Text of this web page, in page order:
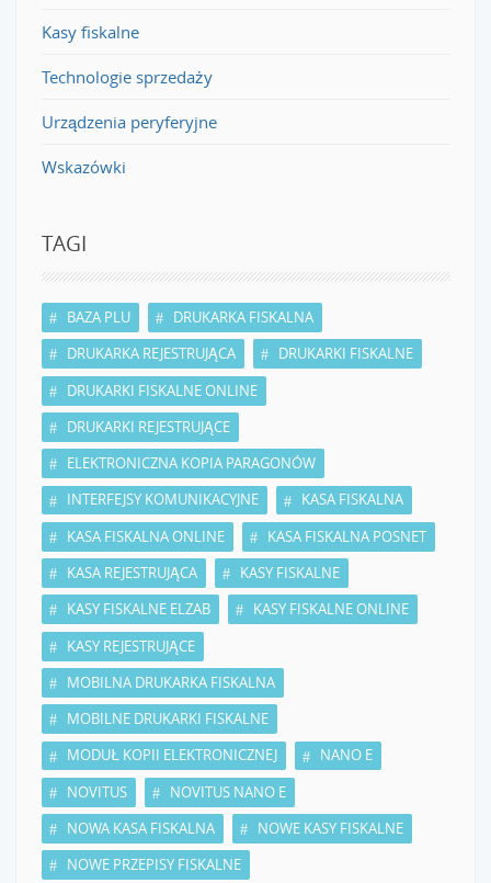
Kasy fiskalne
Technologie sprzedaży
Urządzenia peryferyjne
Wskazówki
TAGI
BAZA PLU
DRUKARKA FISKALNA
DRUKARKA REJESTRUJĄCA
DRUKARKI FISKALNE
DRUKARKI FISKALNE ONLINE
DRUKARKI REJESTRUJĄCE
ELEKTRONICZNA KOPIA PARAGONÓW
INTERFEJSY KOMUNIKACYJNE
KASA FISKALNA
KASA FISKALNA ONLINE
KASA FISKALNA POSNET
KASA REJESTRUJĄCA
KASY FISKALNE
KASY FISKALNE ELZAB
KASY FISKALNE ONLINE
KASY REJESTRUJĄCE
MOBILNA DRUKARKA FISKALNA
MOBILNE DRUKARKI FISKALNE
MODUŁ KOPII ELEKTRONICZNEJ
NANO E
NOVITUS
NOVITUS NANO E
NOWA KASA FISKALNA
NOWE KASY FISKALNE
NOWE PRZEPISY FISKALNE